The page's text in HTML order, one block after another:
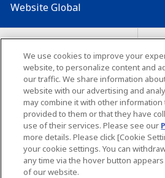
Website Global
Map Situs
Tentang penggunaan situs ini
Copyright© Unicharm
We use cookies to improve your
website, to personalize content and
our traffic. We share information
website with our advertising and
may combine it with other information
provided to them or that they have
use of their services. Please see our
more details. Please click [Cookie
your cookie settings. You can
any time via the hover button
of our website.